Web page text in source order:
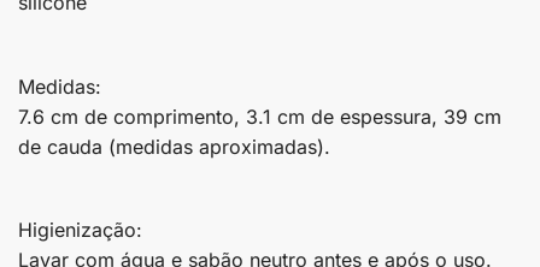
Medidas:
7.6 cm de comprimento, 3.1 cm de espessura, 39 cm
de cauda (medidas aproximadas).
Higienização:
Lavar com água e sabão neutro antes e após o uso.